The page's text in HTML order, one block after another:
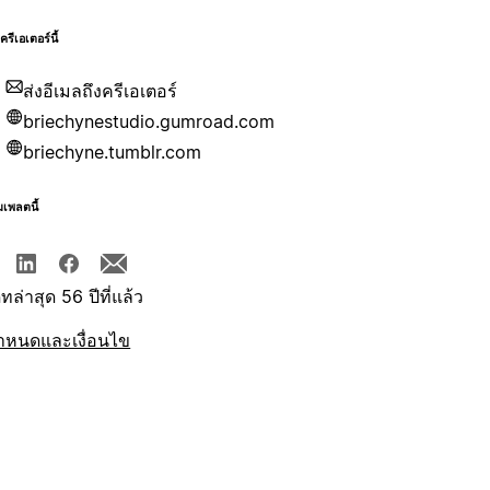
รีเอเตอร์นี้
ส่งอีเมลถึงครีเอเตอร์
briechynestudio.gumroad.com
briechyne.tumblr.com
เพลตนี้
ทล่าสุด 56 ปีที่แล้ว
นดและเงื่อนไข